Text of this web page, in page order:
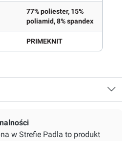
77% poliester, 15%
poliamid, 8% spandex
PRIMEKNIT
w Strefie Padla to produkt